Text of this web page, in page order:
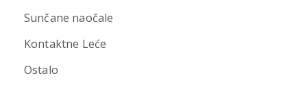
Sunčane naočale
Kontaktne Leće
Ostalo